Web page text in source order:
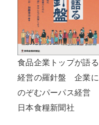
食品企業トップが語る
経営の羅針盤 企業に
のぞむパーパス経営
日本食糧新聞社